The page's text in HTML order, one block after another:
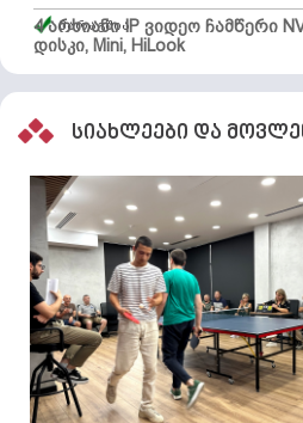
4 არხიანი IP ვიდეო ჩამწერი
დისკი, Mini, HiLook
მარაგშია
სიახლეები და